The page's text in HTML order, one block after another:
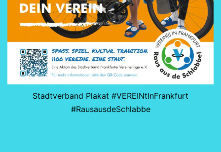
Stadtverband Plakat #VEREINtInFrankfurt
#RausausdeSchlabbe